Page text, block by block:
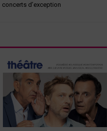
concerts d’exception